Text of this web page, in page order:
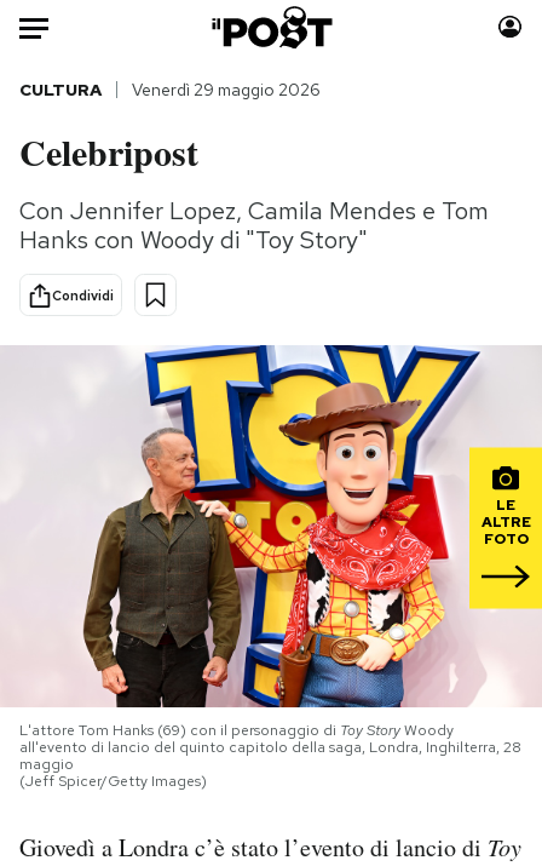
Auto
HOME
Italia
Mondo
Politica
Tecnologia
Internet
Economia
Moda
Libri
Ok Boomer!
Media
Europa
Altrecose
Mondiali calcio 2026
PODCAST
NEWSLETTER
I MIEI PREFERITI
CULTURA Venerdì 29 maggio 2026
Celebripost
Con Jennifer Lopez, Camila Mendes e Tom
Hanks con Woody di "Toy Story"
Condividi
LE
ALTRE
FOTO
L'attore Tom Hanks (69) con il personaggio di Toy StoryWoody
all'evento di lancio del quinto capitolo della saga, Londra, Inghilterra, 28
maggio
(Jeff Spicer/Getty Images)
Giovedì a Londra c’è stato l’evento di lancio di Toy